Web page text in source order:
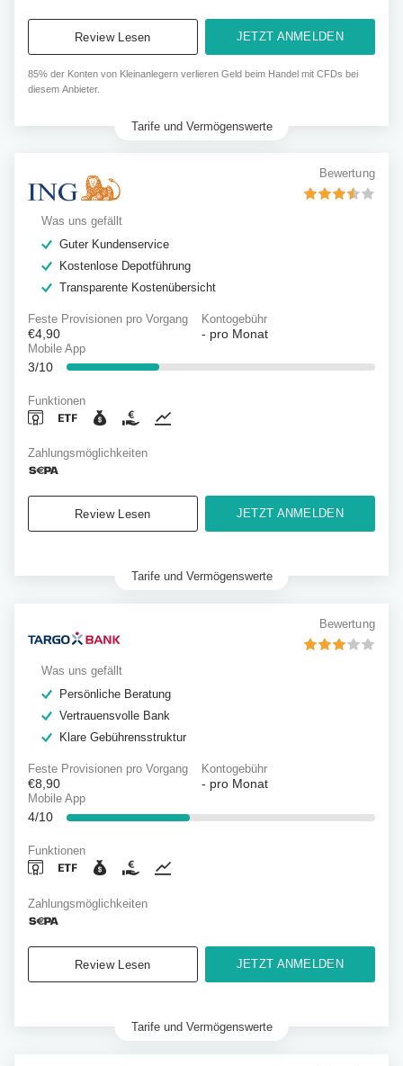
Review Lesen JETZT ANMELDEN
85% der Konten von Kleinanlegern verlieren Geld beim Handel mit CFDs bei
diesem Anbieter.
Tarife und Vermögenswerte
Bewertung
Was uns gefällt
Guter Kundenservice
Kostenlose Depotführung
Transparente Kostenübersicht
Feste Provisionen pro Vorgang
€4,90
Kontogebühr
- pro Monat
Mobile App
3/10
Funktionen
Zahlungsmöglichkeiten
Review Lesen JETZT ANMELDEN
Tarife und Vermögenswerte
Bewertung
Was uns gefällt
Persönliche Beratung
Vertrauensvolle Bank
Klare Gebührensstruktur
Feste Provisionen pro Vorgang
€8,90
Kontogebühr
- pro Monat
Mobile App
4/10
Funktionen
Zahlungsmöglichkeiten
Review Lesen JETZT ANMELDEN
Tarife und Vermögenswerte